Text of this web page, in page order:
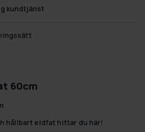
kundtjänst
60cm
hållbart eldfat hittar du här!